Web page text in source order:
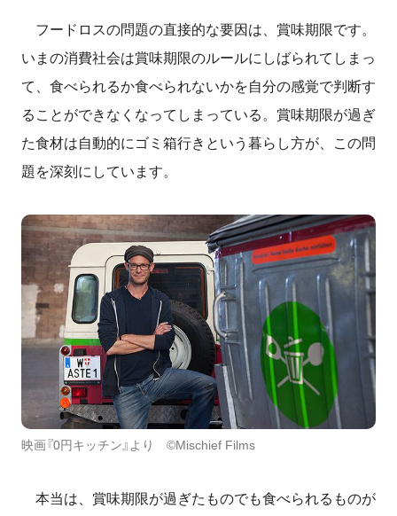
フードロスの問題の直接的な要因は、賞味期限です。
いまの消費社会は賞味期限のルールにしばられてしまっ
て、食べられるか食べられないかを自分の感覚で判断す
ることができなくなってしまっている。賞味期限が過ぎ
た食材は自動的にゴミ箱行きという暮らし方が、この問
題を深刻にしています。
映画『0円キッチン』より ©Mischief Films
本当は、賞味期限が過ぎたものでも食べられるものが